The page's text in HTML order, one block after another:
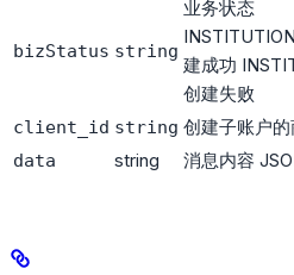
bizStatus string
业务状态
建成功
创建失败
client_id string 创建子账户
data string 消息内容